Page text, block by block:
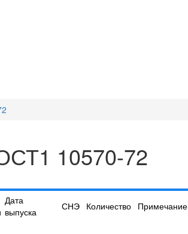
10570-72
Дата
выпуска
СНЭ Количество Примечание